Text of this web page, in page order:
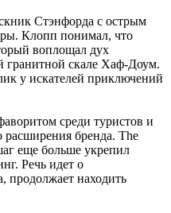
Стэнфорда с острым
Клопп понимал, что
воплощал дух
гранитной скале Хаф-Доум.
у искателей приключений
среди туристов и
расширения бренда. The
еще больше укрепил
Речь идет о
продолжает находить